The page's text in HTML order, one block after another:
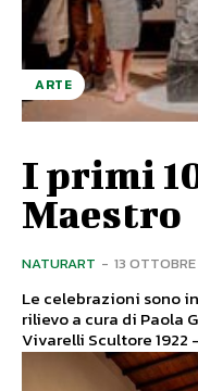
ARTE
I primi
Maestro
NATURART - 13
Le celebrazioni sono
rilievo a cura di Paola
Vivarelli Scultore 1922